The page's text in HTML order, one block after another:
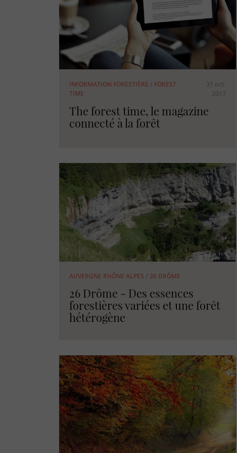
INFORMATION FORESTIÈRE / FOREST
TIME
31 oct.
2017
The forest time, le magazine
connecté à la forêt
AUVERGNE RHÔNE ALPES / 26 DRÔME
26 Drôme - Des essences
forestières variées et une forêt
hétérogène